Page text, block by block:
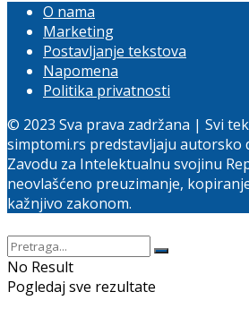
O nama
Marketing
Postavljanje tekstova
Napomena
Politika privatnosti
© 2023 Sva prava zadržana | Svi
simptomi.rs predstavljaju autorsko
Zavodu za Intelektualnu svojinu
neovlašćeno preuzimanje,
kažnjivo zakonom.
No Result
Pogledaj sve rezultate